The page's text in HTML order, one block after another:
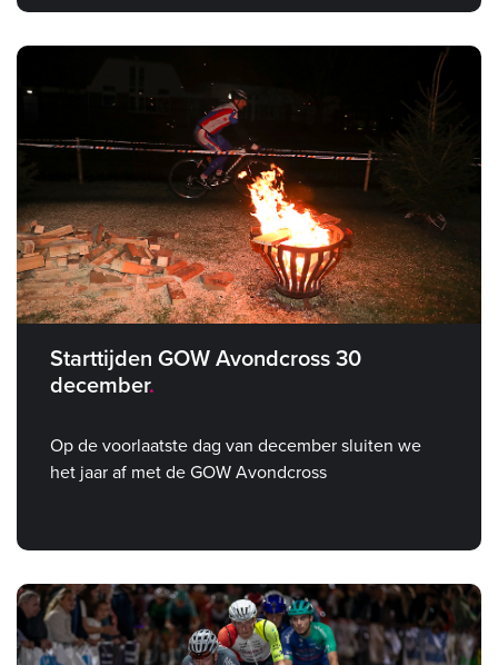
Starttijden GOW Avondcross 30
december
Op de voorlaatste dag van december sluiten we
het jaar af met de GOW Avondcross